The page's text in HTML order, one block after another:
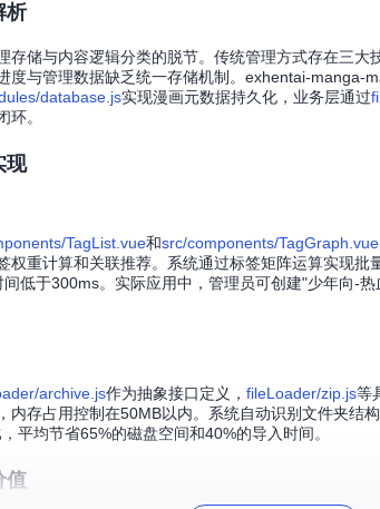
析
存储与内容逻辑分类的脱节。传统管理方式存在三
度与管理数据缺乏统一存储机制。exhentai-manga-
database.js实现漫画元数据持久化，业务层通过
。
现
TagList.vue和src/components/TagGraph.vue
权重计算和关联推荐。系统通过标签矩阵运算实现
低于300ms。实际应用中，管理员可创建"少年向-
archive.js作为抽象接口定义， fileLoader/zip.js等
内存占用控制在50MB以内。系统自动识别文件夹结
平均节省65%的磁盘空间和40%的导入时间。
值